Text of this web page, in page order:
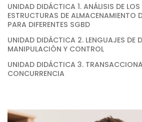
UNIDAD DIDÁCTICA 1. ANÁLISIS DE
ESTRUCTURAS DE ALMACENAMIENTO
PARA DIFERENTES SGBD
UNIDAD DIDÁCTICA 2. LENGUAJES DE
MANIPULACIÓN Y CONTROL
UNIDAD DIDÁCTICA 3.
CONCURRENCIA